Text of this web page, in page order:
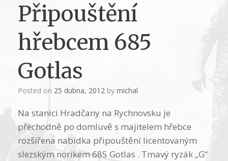
Připouštění
hřebcem 685
Gotlas
Posted on 25 dubna, 2012 by michal
Na stanici Hradčany na Rychnovsku je
přechodně po domluvě s majitelem hřebce
rozšířena nabídka připouštění licentovaným
slezským norikem 685 Gotlas . Tmavý ryzák „G“